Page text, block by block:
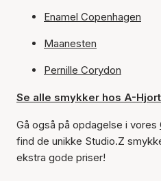
Enamel Copenhagen
Maanesten
Pernille Corydon
Se alle smykker hos A-
Gå også på opdagelse i vores
find de unikke Studio.Z
ekstra gode priser!